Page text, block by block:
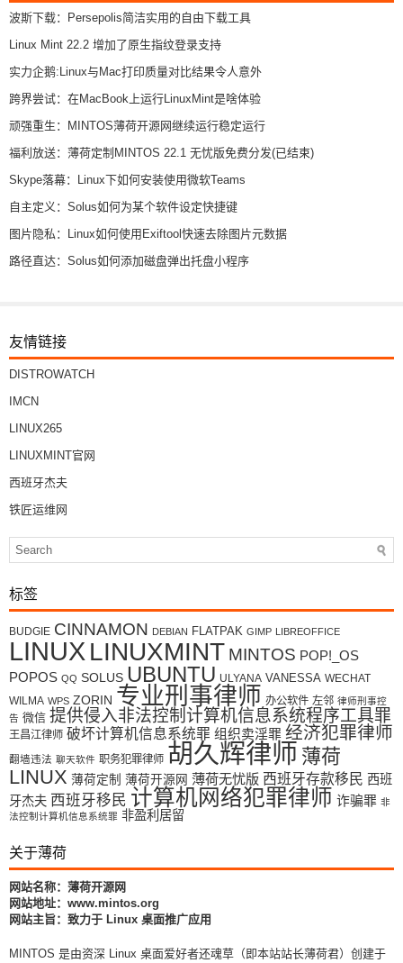
波斯下载：Persepolis简洁实用的自由下载工具
Linux Mint 22.2 增加了原生指纹登录支持
实力企鹅:Linux与Mac打印质量对比结果令人意外
跨界尝试：在MacBook上运行LinuxMint是啥体验
顽强重生：MINTOS薄荷开源网继续运行稳定运行
福利放送：薄荷定制MINTOS 22.1 无忧版免费分发(已结束)
Skype落幕：Linux下如何安装使用微软Teams
自主定义：Solus如何为某个软件设定快捷键
图片隐私：Linux如何使用Exiftool快速去除图片元数据
路径直达：Solus如何添加磁盘弹出托盘小程序
友情链接
DISTROWATCH
IMCN
LINUX265
LINUXMINT官网
西班牙杰夫
铁匠运维网
标签
BUDGIE CINNAMON DEBIAN FLATPAK GIMP LIBREOFFICE
LINUX LINUXMINT MINTOS POP!_OS
POPOS QQ SOLUS UBUNTU ULYANA VANESSA WECHAT
WILMA WPS ZORIN 专业刑事律师 办公软件 左邻 律师刑事控
告 微信 提供侵入非法控制计算机信息系统程序工具罪
王昌江律师 破坏计算机信息系统罪 组织卖淫罪 经济犯罪律师
翻墙违法 聊天软件 职务犯罪律师 胡久辉律师 薄荷
LINUX 薄荷定制 薄荷开源网 薄荷无忧版 西班牙存款移民 西班
牙杰夫 西班牙移民 计算机网络犯罪律师 诈骗罪 非
法控制计算机信息系统罪 非盈利居留
关于薄荷
网站名称：薄荷开源网
网站地址：www.mintos.org
网站主旨：致力于 Linux 桌面推广应用
MINTOS 是由资深 Linux 桌面爱好者还魂草（即本站站长薄荷君）创建于